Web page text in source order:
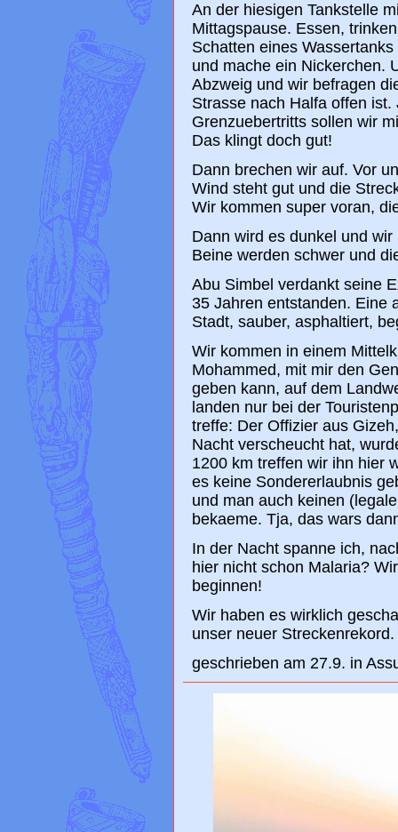
An der hiesigen Tankstelle
Mittagspause. Essen,
Schatten eines
und mache ein Nickerchen.
Abzweig und wir befragen
Strasse nach Halfa offen
Grenzuebertritts sollen wir
Das klingt doch gut!
Dann brechen wir auf. Vor
Wind steht gut und die
Wir kommen super voran,
Dann wird es dunkel und
Beine werden schwer und
Abu Simbel verdankt seine
35 Jahren entstanden. Eine
Stadt, sauber, asphaltiert,
Wir kommen in einem
Mohammed, mit mir den
geben kann, auf dem
landen nur bei der
treffe: Der Offizier aus
Nacht verscheucht hat,
1200 km treffen wir ihn hier
es keine Sondererlaubnis
und man auch keinen
bekaeme. Tja, das wars
In der Nacht spanne ich,
hier nicht schon Malaria?
beginnen!
Wir haben es wirklich
unser neuer Streckenrekord.
geschrieben am 27.9. in